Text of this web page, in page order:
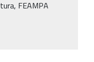
FEAMPA